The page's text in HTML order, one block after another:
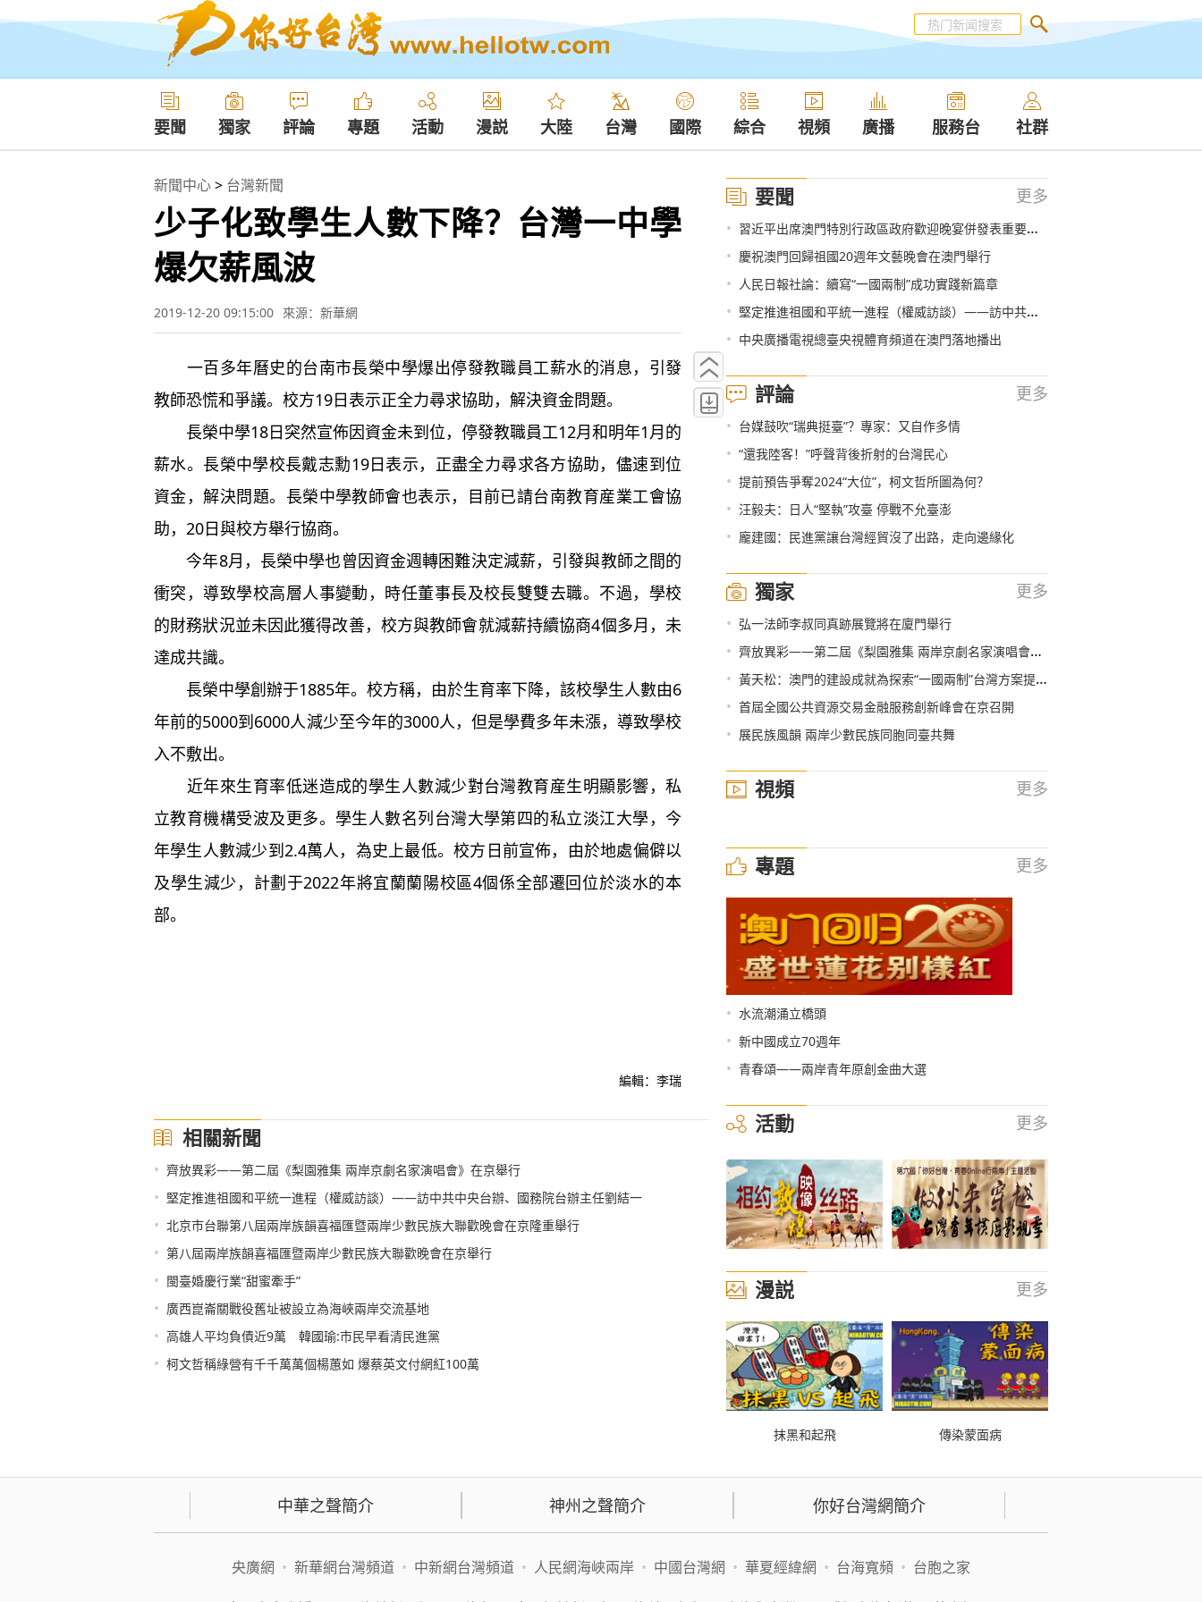
要聞 獨家 評論 專題 活動 漫説 大陸 台灣 國際 綜合 視頻 廣播 服務台 社群
新聞中心> 台灣新聞
少子化致學生人數下降？台灣一中學
爆欠薪風波
2019-12-20 09:15:00 來源：新華網
一百多年曆史的台南市長榮中學爆出停發教職員工薪水的消息，引發
教師恐慌和爭議。校方19日表示正全力尋求協助，解決資金問題。
長榮中學18日突然宣佈因資金未到位，停發教職員工12月和明年1月的
薪水。長榮中學校長戴志勳19日表示，正盡全力尋求各方協助，儘速到位
資金，解決問題。長榮中學教師會也表示，目前已請台南教育産業工會協
助，20日與校方舉行協商。
今年8月，長榮中學也曾因資金週轉困難決定減薪，引發與教師之間的
衝突，導致學校高層人事變動，時任董事長及校長雙雙去職。不過，學校
的財務狀況並未因此獲得改善，校方與教師會就減薪持續協商4個多月，未
達成共識。
長榮中學創辦于1885年。校方稱，由於生育率下降，該校學生人數由6
年前的5000到6000人減少至今年的3000人，但是學費多年未漲，導致學校
入不敷出。
近年來生育率低迷造成的學生人數減少對台灣教育産生明顯影響，私
立教育機構受波及更多。學生人數名列台灣大學第四的私立淡江大學，今
年學生人數減少到2.4萬人，為史上最低。校方日前宣佈，由於地處偏僻以
及學生減少，計劃于2022年將宜蘭蘭陽校區4個係全部遷回位於淡水的本
部。
編輯：李瑞
相關新聞
• 齊放異彩——第二屆《梨園雅集 兩岸京劇名家演唱會》在京舉行
• 堅定推進祖國和平統一進程（權威訪談）——訪中共中央台辦、國務院台辦主任劉結一
• 北京市台聯第八屆兩岸族韻喜福匯暨兩岸少數民族大聯歡晚會在京隆重舉行
• 第八屆兩岸族韻喜福匯暨兩岸少數民族大聯歡晚會在京舉行
• 閩臺婚慶行業“甜蜜牽手”
• 廣西崑崙關戰役舊址被設立為海峽兩岸交流基地
• 高雄人平均負債近9萬 韓國瑜:市民早看清民進黨
• 柯文哲稱綠營有千千萬萬個楊蕙如 爆蔡英文付網紅100萬
要聞 更多
• 習近平出席澳門特別行政區政府歡迎晚宴併發表重要講話
• 慶祝澳門回歸祖國20週年文藝晚會在澳門舉行
• 人民日報社論：續寫“一國兩制”成功實踐新篇章
• 堅定推進祖國和平統一進程（權威訪談）——訪中共中央台辦、國務院台辦主任劉結一
• 中央廣播電視總臺央視體育頻道在澳門落地播出
評論 更多
• 台媒鼓吹“瑞典挺臺”？專家：又自作多情
• “還我陸客！”呼聲背後折射的台灣民心
• 提前預告爭奪2024“大位”，柯文哲所圖為何？
• 汪毅夫：日人“堅執”攻臺 停戰不允臺澎
• 龐建國：民進黨讓台灣經貿沒了出路，走向邊緣化
獨家 更多
• 弘一法師李叔同真跡展覽將在廈門舉行
• 齊放異彩——第二屆《梨園雅集 兩岸京劇名家演唱會》在京舉行
• 黃天松：澳門的建設成就為探索“一國兩制”台灣方案提供寶貴經驗
• 首屆全國公共資源交易金融服務創新峰會在京召開
• 展民族風韻 兩岸少數民族同胞同臺共舞
視頻 更多
專題 更多
• 水流潮涌立橋頭
• 新中國成立70週年
• 青春頌——兩岸青年原創金曲大選
活動 更多
漫説 更多
抹黑和起飛 傳染蒙面病
中華之聲簡介 神州之聲簡介 你好台灣網簡介
央廣網 • 新華網台灣頻道 • 中新網台灣頻道 • 人民網海峽兩岸 • 中國台灣網 • 華夏經緯網 • 台海寬頻 • 台胞之家